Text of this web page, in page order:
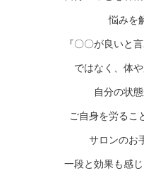
悩みを
『〇〇が良いと
ではなく、体
自分の状
ご自身を労るこ
サロンのお
一段と効果も感